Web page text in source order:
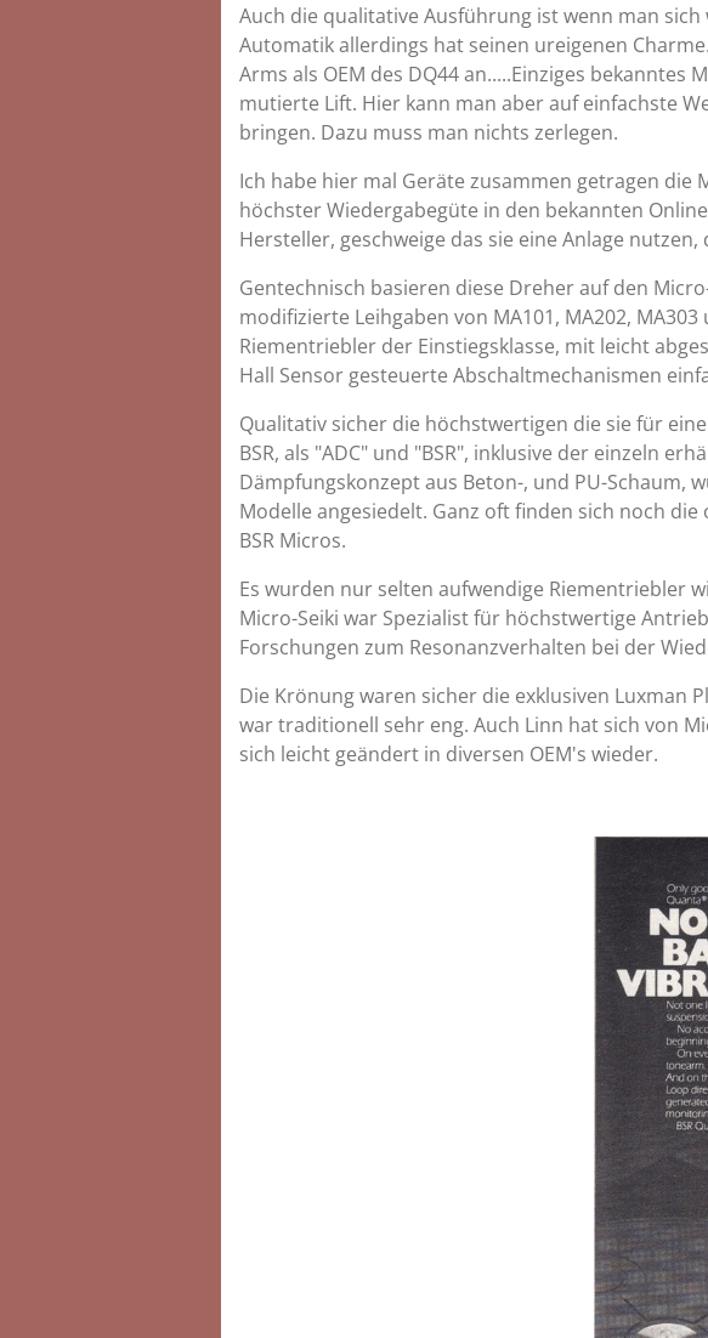
Auch die qualitative Ausführung ist wenn man
Automatik allerdings hat seinen ureigenen
Arms als OEM des DQ44 an.....Einziges
mutierte Lift. Hier kann man aber auf einfachste
bringen. Dazu muss man nichts zerlegen.
Ich habe hier mal Geräte zusammen getragen die
höchster Wiedergabegüte in den bekannten
Hersteller, geschweige das sie eine Anlage
Gentechnisch basieren diese Dreher auf den
modifizierte Leihgaben von MA101, MA202,
Riementriebler der Einstiegsklasse, mit leicht
Hall Sensor gesteuerte Abschaltmechanismen
Qualitativ sicher die höchstwertigen die sie für
BSR, als "ADC" und "BSR", inklusive der einzeln
Dämpfungskonzept aus Beton-, und PU-Schaum,
Modelle angesiedelt. Ganz oft finden sich noch
BSR Micros.
Es wurden nur selten aufwendige Riementriebler
Micro-Seiki war Spezialist für höchstwertige
Forschungen zum Resonanzverhalten bei der
Die Krönung waren sicher die exklusiven Luxman
war traditionell sehr eng. Auch Linn hat sich von
sich leicht geändert in diversen OEM's wieder.